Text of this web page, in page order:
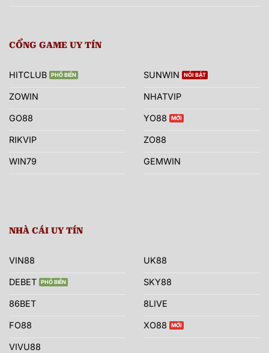
CỔNG GAME UY TÍN
HITCLUB
ZOWIN
GO88
RIKVIP
WIN79
SUNWIN
NHATVIP
YO88
ZO88
GEMWIN
NHÀ CÁI UY TÍN
VIN88
DEBET
86BET
FO88
VIVU88
UK88
SKY88
8LIVE
XO88